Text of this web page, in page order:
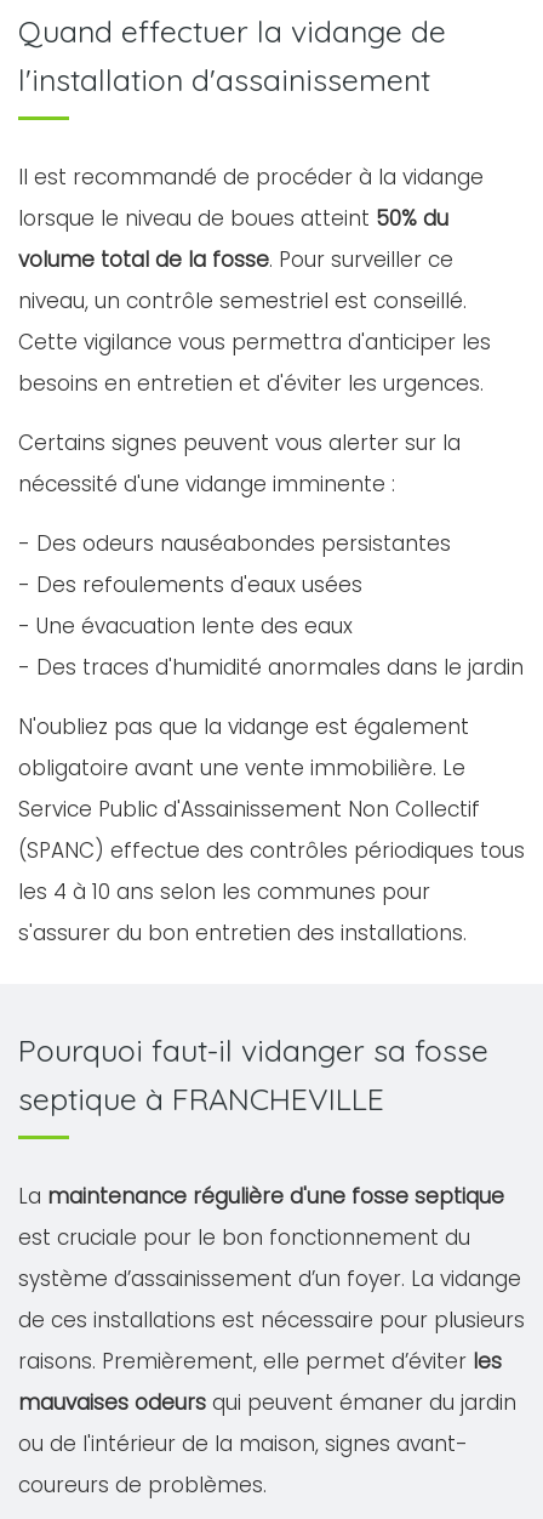
Quand effectuer la vidange de
l'installation d'assainissement
Il est recommandé de procéder à la vidange
lorsque le niveau de boues atteint 50% du
volume total de la fosse. Pour surveiller ce
niveau, un contrôle semestriel est conseillé.
Cette vigilance vous permettra d'anticiper les
besoins en entretien et d'éviter les urgences.
Certains signes peuvent vous alerter sur la
nécessité d'une vidange imminente :
- Des odeurs nauséabondes persistantes
- Des refoulements d'eaux usées
- Une évacuation lente des eaux
- Des traces d'humidité anormales dans le jardin
N'oubliez pas que la vidange est également
obligatoire avant une vente immobilière. Le
Service Public d'Assainissement Non Collectif
(SPANC) effectue des contrôles périodiques tous
les 4 à 10 ans selon les communes pour
s'assurer du bon entretien des installations.
Pourquoi faut-il vidanger sa fosse
septique à FRANCHEVILLE
La maintenance régulière d'une fosse septique
est cruciale pour le bon fonctionnement du
système d’assainissement d’un foyer. La vidange
de ces installations est nécessaire pour plusieurs
raisons. Premièrement, elle permet d’éviter les
mauvaises odeurs qui peuvent émaner du jardin
ou de l'intérieur de la maison, signes avant-
coureurs de problèmes.